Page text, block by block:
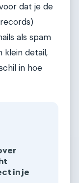
dat je de
als spam
klein detail,
in hoe
in je